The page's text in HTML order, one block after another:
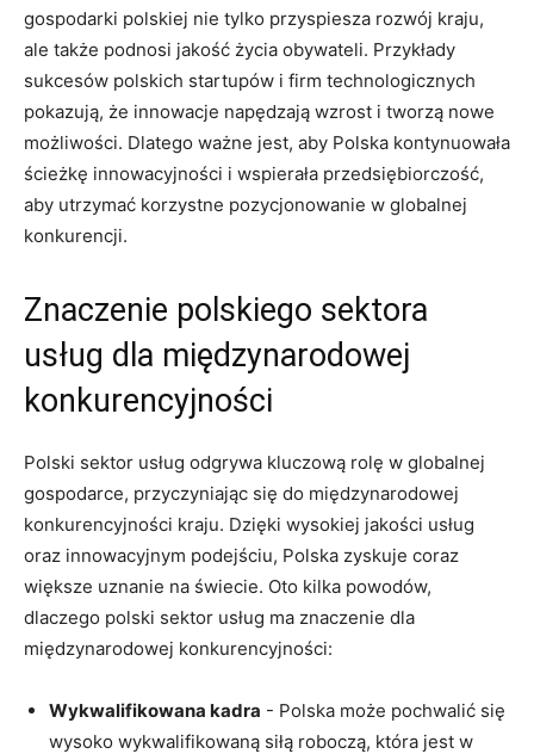
gospodarki polskiej nie tylko przyspiesza rozwój kraju,
ale także podnosi jakość życia obywateli. Przykłady
sukcesów polskich startupów i firm technologicznych
pokazują,⁢ że innowacje napędzają wzrost i tworzą nowe
możliwości. Dlatego ważne jest, ‍aby Polska⁣ kontynuowała
ścieżkę innowacyjności i wspierała przedsiębiorczość,
aby utrzymać korzystne pozycjonowanie w globalnej
konkurencji.
Znaczenie polskiego sektora
usług ⁤dla międzynarodowej
konkurencyjności
Polski sektor usług odgrywa​ kluczową rolę ‌w globalnej
gospodarce, przyczyniając się do międzynarodowej
konkurencyjności kraju. ⁢Dzięki⁢ wysokiej jakości ​usług
oraz innowacyjnym podejściu, Polska zyskuje coraz
większe uznanie na świecie. Oto kilka‌ powodów,
dlaczego polski sektor usług ma znaczenie dla
międzynarodowej⁤ konkurencyjności:
Wykwalifikowana kadra ⁣- Polska może pochwalić się
wysoko wykwalifikowaną siłą roboczą, która jest w